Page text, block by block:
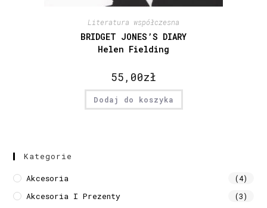
Literatura współczesna
BRIDGET JONES’S DIARY
Helen Fielding
55,00zł
Dodaj do koszyka
Kategorie
Akcesoria (4)
Akcesoria I Prezenty (3)